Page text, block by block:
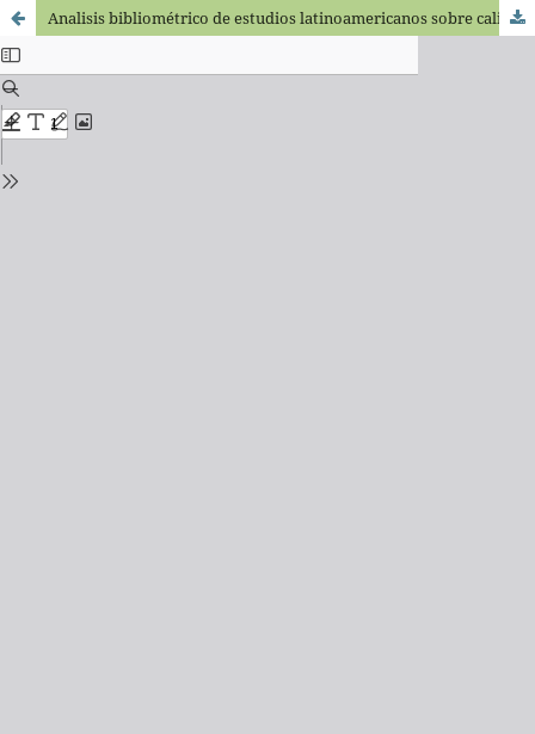
Analisis bibliométrico de estudios latinoamericanos sobre calidad de vida relacionada con la salud bucal